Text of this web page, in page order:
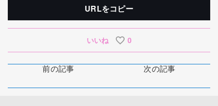
URLをコピー
いいね 0
前の記事 次の記事